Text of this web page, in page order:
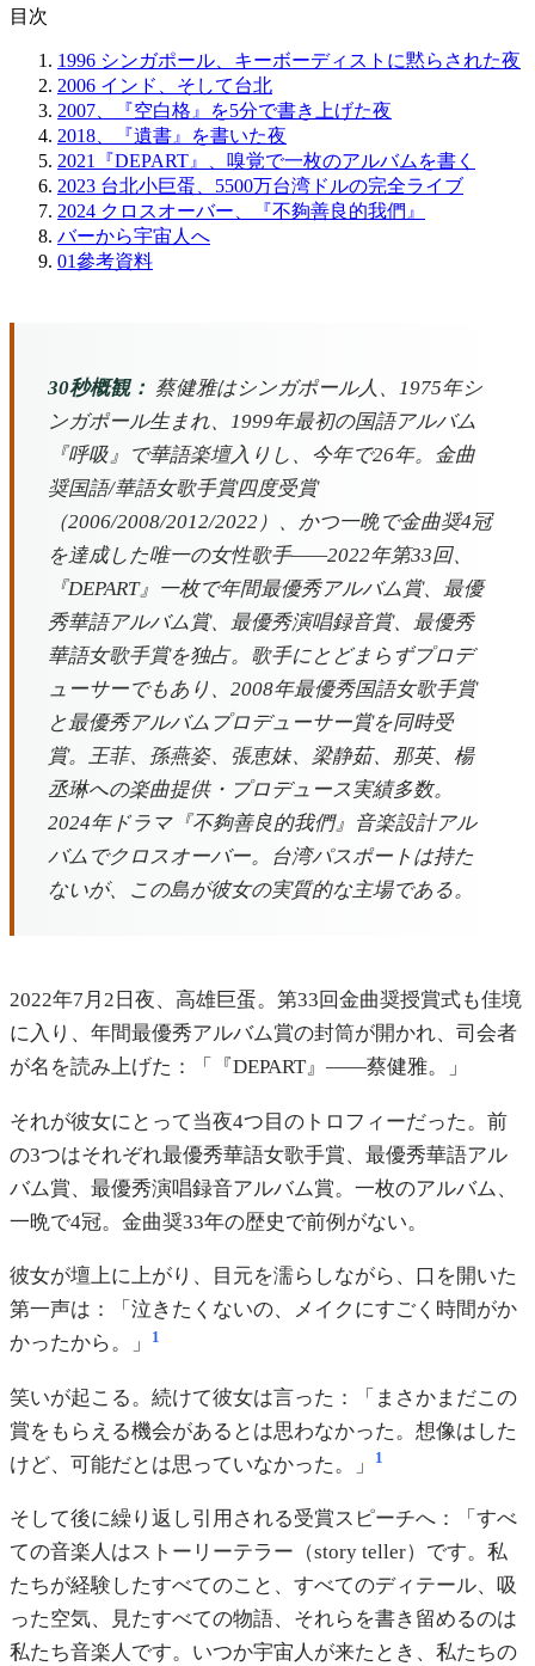
目次
1996 シンガポール、キーボーディストに黙らされた夜
2006 インド、そして台北
2007、『空白格』を5分で書き上げた夜
2018、『遺書』を書いた夜
2021『DEPART』、嗅覚で一枚のアルバムを書く
2023 台北小巨蛋、5500万台湾ドルの完全ライブ
2024 クロスオーバー、『不夠善良的我們』
バーから宇宙人へ
01參考資料
30秒概観： 蔡健雅はシンガポール人、1975年シ
ンガポール生まれ、1999年最初の国語アルバム
『呼吸』で華語楽壇入りし、今年で26年。金曲
奨国語/華語女歌手賞四度受賞
（2006/2008/2012/2022）、かつ一晩で金曲奨4冠
を達成した唯一の女性歌手——2022年第33回、
『DEPART』一枚で年間最優秀アルバム賞、最優
秀華語アルバム賞、最優秀演唱録音賞、最優秀
華語女歌手賞を独占。歌手にとどまらずプロデ
ューサーでもあり、2008年最優秀国語女歌手賞
と最優秀アルバムプロデューサー賞を同時受
賞。王菲、孫燕姿、張恵妹、梁静茹、那英、楊
丞琳への楽曲提供・プロデュース実績多数。
2024年ドラマ『不夠善良的我們』音楽設計アル
バムでクロスオーバー。台湾パスポートは持た
ないが、この島が彼女の実質的な主場である。
2022年7月2日夜、高雄巨蛋。第33回金曲奨授賞式も佳境
に入り、年間最優秀アルバム賞の封筒が開かれ、司会者
が名を読み上げた：「『DEPART』——蔡健雅。」
それが彼女にとって当夜4つ目のトロフィーだった。前
の3つはそれぞれ最優秀華語女歌手賞、最優秀華語アル
バム賞、最優秀演唱録音アルバム賞。一枚のアルバム、
一晩で4冠。金曲奨33年の歴史で前例がない。
彼女が壇上に上がり、目元を濡らしながら、口を開いた
第一声は：「泣きたくないの、メイクにすごく時間がか
かったから。」
1
笑いが起こる。続けて彼女は言った：「まさかまだこの
賞をもらえる機会があるとは思わなかった。想像はした
けど、可能だとは思っていなかった。」
1
そして後に繰り返し引用される受賞スピーチへ：「すべ
ての音楽人はストーリーテラー（story teller）です。私
たちが経験したすべてのこと、すべてのディテール、吸
った空気、見たすべての物語、それらを書き留めるのは
私たち音楽人です。いつか宇宙人が来たとき、私たちの